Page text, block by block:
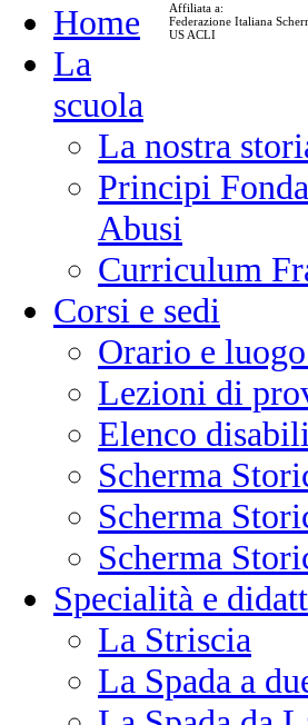
Affiliata a:
Federazione Italiana
US ACLI
Home
La
scuola
La nostra
Principi
Abusi
Curriculum
Corsi e sedi
Orario e
Lezioni di
Elenco
Scherma
Scherma
Scherma
Specialità e
La Striscia
La Spada a